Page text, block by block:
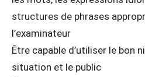
structures de phrases
l’examinateur
Être capable d’utiliser le bon
situation et le public